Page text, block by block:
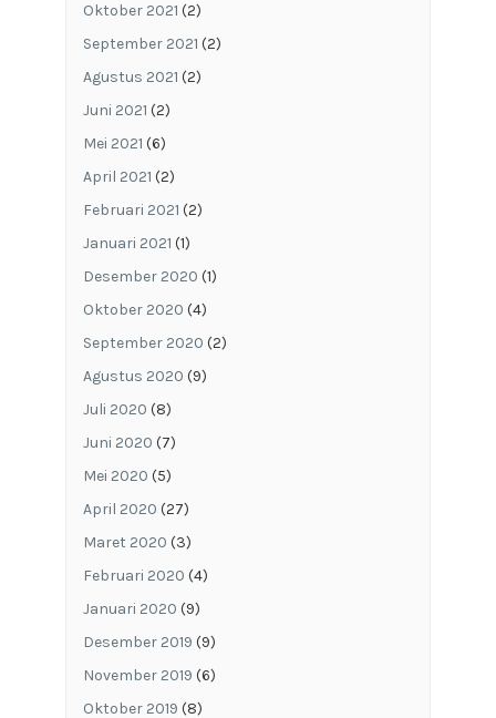
Oktober 2021 (2)
September 2021 (2)
Agustus 2021 (2)
Juni 2021 (2)
Mei 2021 (6)
April 2021 (2)
Februari 2021 (2)
Januari 2021 (1)
Desember 2020 (1)
Oktober 2020 (4)
September 2020 (2)
Agustus 2020 (9)
Juli 2020 (8)
Juni 2020 (7)
Mei 2020 (5)
April 2020 (27)
Maret 2020 (3)
Februari 2020 (4)
Januari 2020 (9)
Desember 2019 (9)
November 2019 (6)
Oktober 2019 (8)